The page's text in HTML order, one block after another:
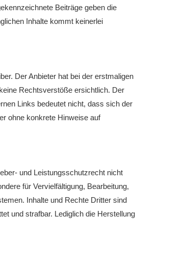
Beiträge geben die
Inhalte kommt keinerlei
Der Anbieter hat bei der erstmaligen
Rechtsverstöße ersichtlich. Der
Links bedeutet nicht, dass sich der
ohne konkrete Hinweise auf
und Leistungsschutzrecht nicht
für Vervielfältigung, Bearbeitung,
Inhalte und Rechte Dritter sind
und strafbar. Lediglich die Herstellung